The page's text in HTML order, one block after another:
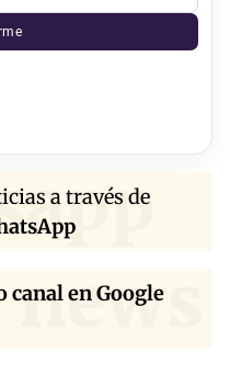
a través de
canal en Google